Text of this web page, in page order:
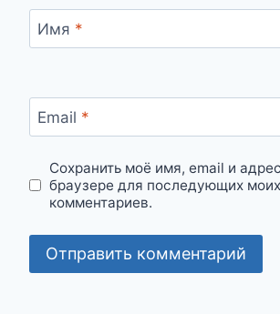
Имя *
Email *
Сохранить моё имя, email и
браузере для последующих моих
комментариев.